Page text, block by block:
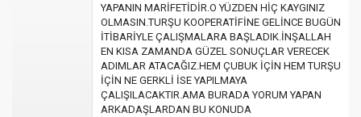
YAPANIN MARİFETİDİR.O YÜZDEN HİÇ KAYGINIZ
OLMASIN.TURŞU KOOPERATİFİNE GELİNCE BUGÜN
İTİBARİYLE ÇALIŞMALARA BAŞLADIK.İNŞALLAH
EN KISA ZAMANDA GÜZEL SONUÇLAR VERECEK
ADIMLAR ATACAĞIZ.HEM ÇUBUK İÇİN HEM TURŞU
İÇİN NE GERKLİ İSE YAPILMAYA
ÇALIŞILACAKTIR.AMA BURADA YORUM YAPAN
ARKADAŞLARDAN BU KONUDA